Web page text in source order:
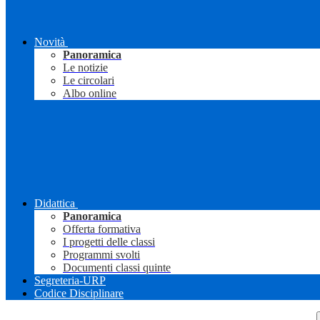
Novità
Panoramica
Le notizie
Le circolari
Albo online
Didattica
Panoramica
Offerta formativa
I progetti delle classi
Programmi svolti
Documenti classi quinte
Segreteria-URP
Codice Disciplinare